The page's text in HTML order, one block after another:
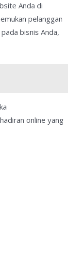
Anda di
pelanggan
bisnis Anda,
online yang